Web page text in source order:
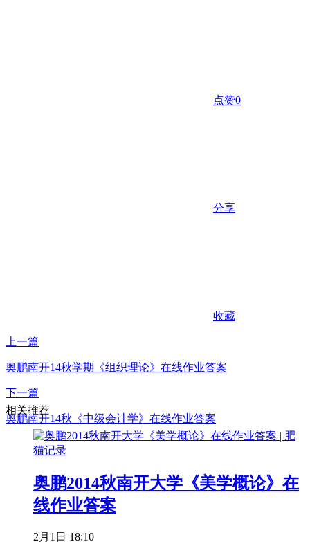
点赞0
分享
收藏
上一篇
奥鹏南开14秋学期《组织理论》在线作业答案
下一篇
奥鹏南开14秋《中级会计学》在线作业答案
相关推荐
奥鹏2014秋南开大学《美学概论》在
线作业答案
2月1日 18:10